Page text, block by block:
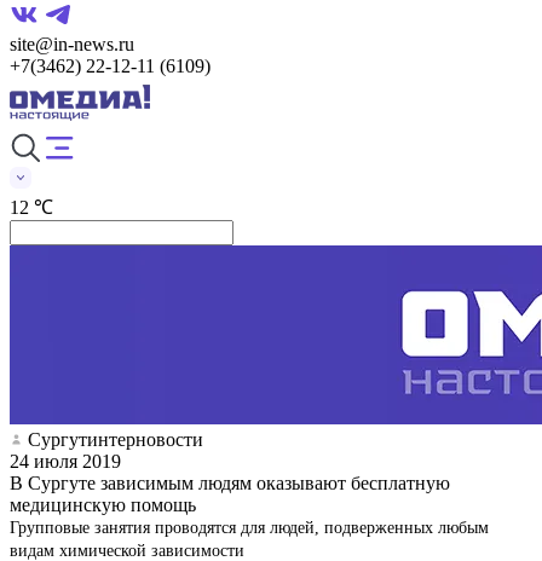
site@in-news.ru
+7(3462) 22-12-11 (6109)
12 ℃
Сургутинтерновости
24 июля 2019
В Сургуте зависимым людям оказывают бесплатную
медицинскую помощь
Групповые занятия проводятся для людей, подверженных любым
видам химической зависимости